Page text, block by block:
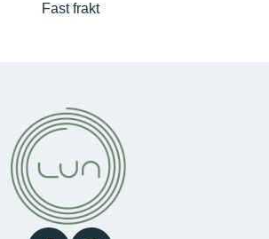
Fast frakt